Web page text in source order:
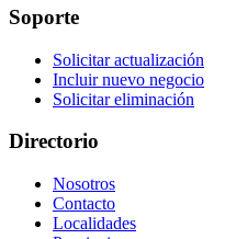
Soporte
Solicitar actualización
Incluir nuevo negocio
Solicitar eliminación
Directorio
Nosotros
Contacto
Localidades